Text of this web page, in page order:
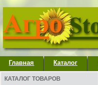
Главная Каталог
КАТАЛОГ ТОВАРОВ